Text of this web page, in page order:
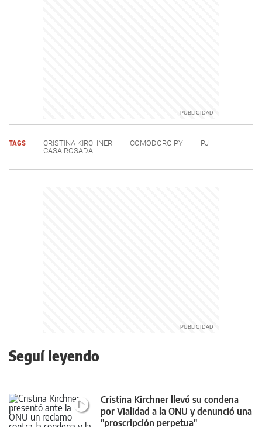
TAGS CRISTINA KIRCHNER COMODORO PY
PJ
CASA ROSADA
Seguí leyendo
Cristina Kirchner llevó su condena
por Vialidad a la ONU y denunció una
"proscripción perpetua"